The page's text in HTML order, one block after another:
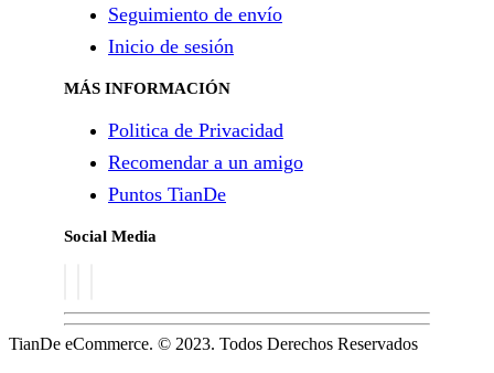
Seguimiento de envío
Inicio de sesión
MÁS INFORMACIÓN
Politica de Privacidad
Recomendar a un amigo
Puntos TianDe
Social Media
TianDe eCommerce. © 2023. Todos Derechos Reservados